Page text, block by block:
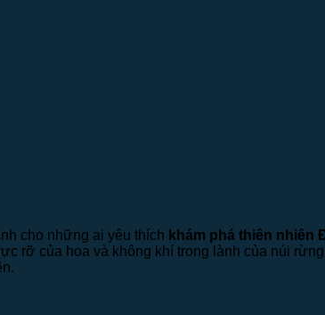
cho những ai yêu thích khám phá thiên nhiên
rỡ của hoa và không khí trong lành của núi